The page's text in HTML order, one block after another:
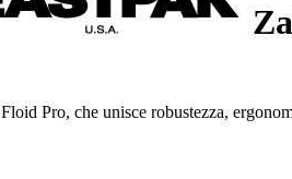
Pro, che unisce robustezza,